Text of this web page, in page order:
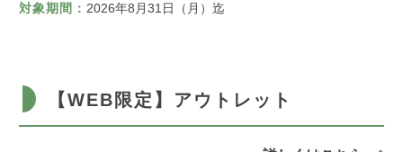
対象期間： 2026年8月31日（月）迄
【WEB限定】アウトレット